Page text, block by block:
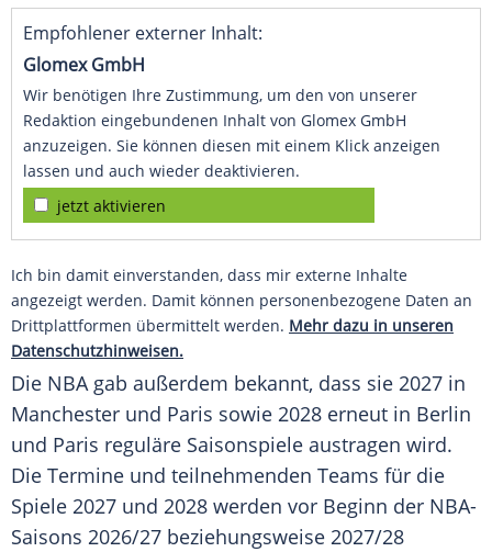
Empfohlener externer Inhalt:
Glomex GmbH
Wir benötigen Ihre Zustimmung, um den von unserer
Redaktion eingebundenen Inhalt von Glomex GmbH
anzuzeigen. Sie können diesen mit einem Klick anzeigen
lassen und auch wieder deaktivieren.
jetzt aktivieren
Ich bin damit einverstanden, dass mir externe Inhalte
angezeigt werden. Damit können personenbezogene Daten an
Drittplattformen übermittelt werden. Mehr dazu in unseren
Datenschutzhinweisen.
Die NBAgab außerdem bekannt, dass sie 2027 in
Manchester und Paris sowie 2028 erneut in Berlin
und Paris reguläre Saisonspiele austragen wird.
Die Termine und teilnehmenden Teams für die
Spiele 2027 und 2028 werden vor Beginn der NBA-
Saisons 2026/27 beziehungsweise 2027/28